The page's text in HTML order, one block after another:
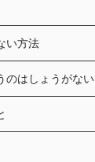
い方法
のはしょうがない